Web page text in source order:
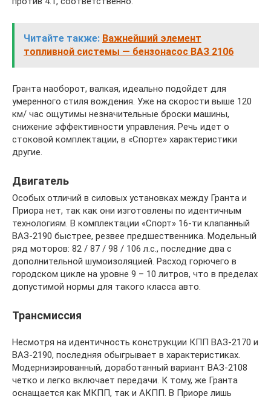
Читайте также: Важнейший элемент
топливной системы — бензонасос ВАЗ 2106
Гранта наоборот, валкая, идеально подойдет для
умеренного стиля вождения. Уже на скорости выше 120
км/ час ощутимы незначительные броски машины,
снижение эффективности управления. Речь идет о
стоковой комплектации, в «Спорте» характеристики
другие.
Двигатель
Особых отличий в силовых установках между Гранта и
Приора нет, так как они изготовлены по идентичным
технологиям. В комплектации «Спорт» 16-ти клапанный
ВАЗ-2190 быстрее, резвее предшественника. Модельный
ряд моторов: 82 / 87 / 98 / 106 л.с., последние два с
дополнительной шумоизоляцией. Расход горючего в
городском цикле на уровне 9 – 10 литров, что в пределах
допустимой нормы для такого класса авто.
Трансмиссия
Несмотря на идентичность конструкции КПП ВАЗ-2170 и
ВАЗ-2190, последняя обыгрывает в характеристиках.
Модернизированный, доработанный вариант ВАЗ-2108
четко и легко включает передачи. К тому, же Гранта
оснащается как МКПП, так и АКПП. В Приоре лишь